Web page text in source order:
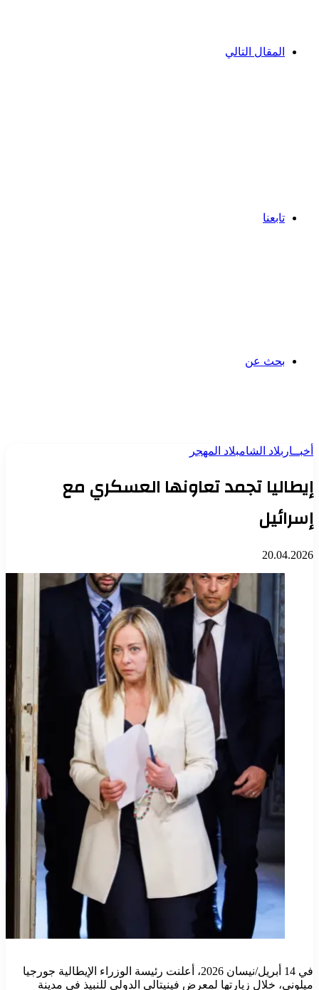
المقال التالي
تابعنا
بحث عن
أخبــار بلاد الشامبلاد المهجر
إيطاليا تجمد تعاونها العسكري مع
إسرائيل
20.04.2026
في 14 أبريل/نيسان 2026، أعلنت رئيسة الوزراء الإيطالية جورجيا
ميلوني، خلال زيارتها لمعرض فينيتالي الدولي للنبيذ في مدينة